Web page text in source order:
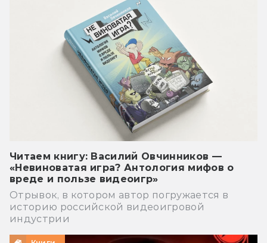
Читаем книгу: Василий Овчинников —
«Невиноватая игра? Антология мифов о
вреде и пользе видеоигр»
Отрывок, в котором автор погружается в
историю российской видеоигровой
индустрии